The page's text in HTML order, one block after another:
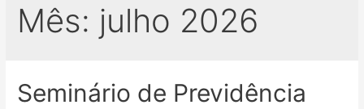
Mês: julho 2026
Seminário de Previdência